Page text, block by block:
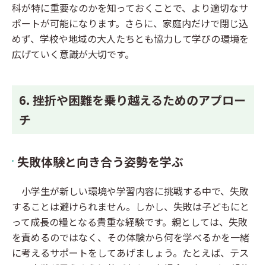
科が特に重要なのかを知っておくことで、より適切なサ
ポートが可能になります。さらに、家庭内だけで閉じ込
めず、学校や地域の大人たちとも協力して学びの環境を
広げていく意識が大切です。
6. 挫折や困難を乗り越えるためのアプロー
チ
失敗体験と向き合う姿勢を学ぶ
小学生が新しい環境や学習内容に挑戦する中で、失敗
することは避けられません。しかし、失敗は子どもにと
って成長の糧となる貴重な経験です。親としては、失敗
を責めるのではなく、その体験から何を学べるかを一緒
に考えるサポートをしてあげましょう。たとえば、テス